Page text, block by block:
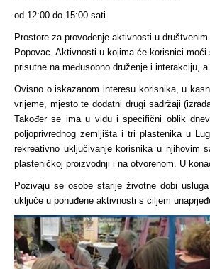
od 12:00 do 15:00 sati.
Prostore za provođenje aktivnosti u
Popovac. Aktivnosti u kojima će korisnici
prisutne na međusobno druženje i interakciju,
Ovisno o iskazanom interesu korisnika, u
vrijeme, mjesto te dodatni drugi sadržaji
Također se ima u vidu i specifični oblik
poljoprivrednog zemljišta i tri plastenika u
rekreativno uključivanje korisnika u njihovim
plasteničkoj proizvodnji i na otvorenom. U
Pozivaju se osobe starije životne dobi
uključe u ponuđene aktivnosti s ciljem